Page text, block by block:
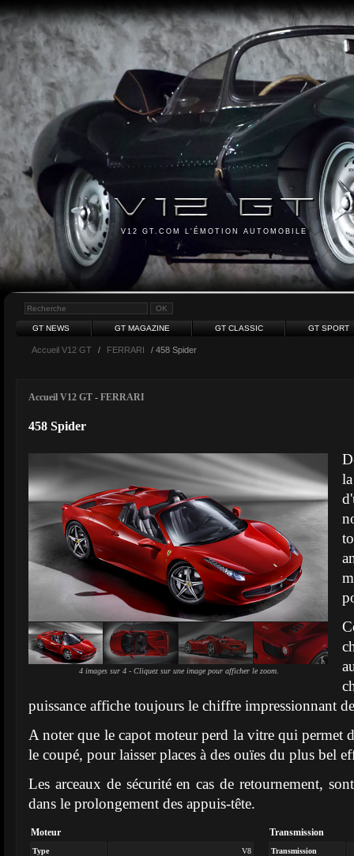
V12 GT.COM L'ÉMOTION AUTOMOBILE
GT NEWS GT MAGAZINE GT CLASSIC GT SPORT
Accueil V12 GT / FERRARI / 458 Spider
Accueil V12 GT - FERRARI
458 Spider
4 images sur 4 - Cliquez sur une image pour afficher le zoom.
puissance affiche toujours le chiffre impressionnant
A noter que le capot moteur perd la vitre qui permet
le coupé, pour laisser places à des ouïes du plus bel
Les arceaux de sécurité en cas de retournement,
dans le prolongement des appuis-tête.
Moteur
Type V8
Transmission
Transmission